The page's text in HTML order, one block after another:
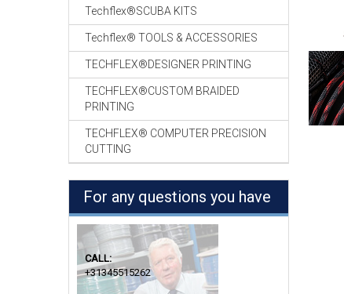
Techflex®SCUBA KITS
Techflex® TOOLS & ACCESSORIES
TECHFLEX®DESIGNER PRINTING
TECHFLEX®CUSTOM BRAIDED
PRINTING
TECHFLEX® COMPUTER PRECISION
CUTTING
For any questions you have
CALL:
+31345515262